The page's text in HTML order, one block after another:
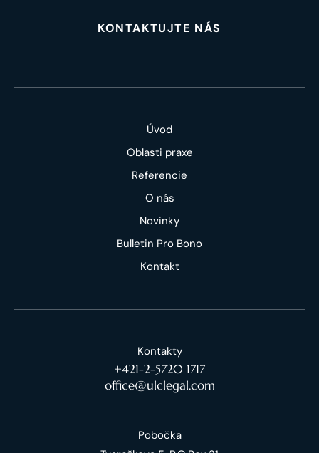
KONTAKTUJTE NÁS
Úvod
Oblasti praxe
Referencie
O nás
Novinky
Bulletin Pro Bono
Kontakt
Kontakty
+421-2-5720 1717
office@ulclegal.com
Pobočka